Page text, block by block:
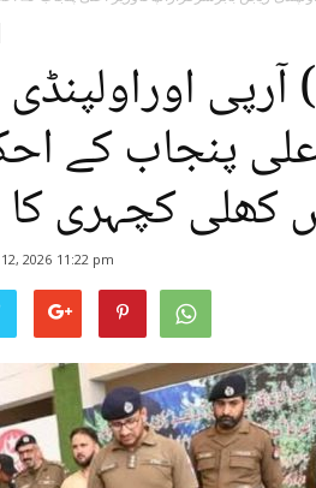
اعلی پنجاب کے
کھلی کچہری کا
2026 11:22 pm